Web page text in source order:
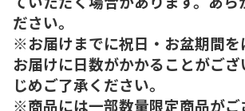
ださい。
※お届けまでに祝日・お盆期間を
お届けに日数がかかることがご
じめご了承ください。
※商品には一部数量限定商品がご